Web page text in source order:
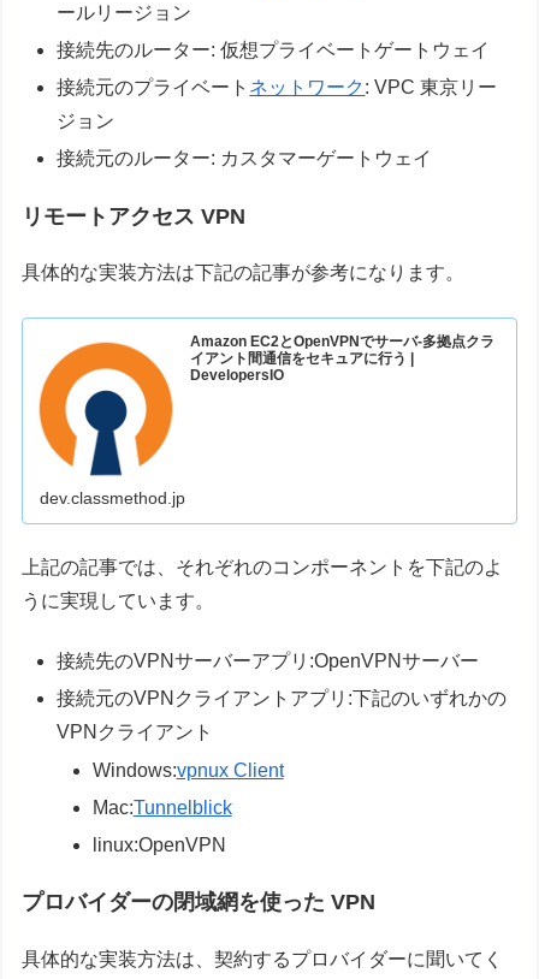
ールリージョン
接続先のルーター: 仮想プライベートゲートウェイ
接続元のプライベート ネットワーク: VPC 東京リー
ジョン
接続元のルーター: カスタマーゲートウェイ
リモートアクセス VPN
具体的な実装方法は下記の記事が参考になります。
Amazon EC2とOpenVPNでサーバ-多拠点クラ
イアント間通信をセキュアに行う |
DevelopersIO
dev.classmethod.jp
上記の記事では、それぞれのコンポーネントを下記のよ
うに実現しています。
接続先のVPNサーバーアプリ:OpenVPNサーバー
接続元のVPNクライアントアプリ:下記のいずれかの
VPNクライアント
Windows:vpnux Client
Mac:Tunnelblick
linux:OpenVPN
プロバイダーの閉域網を使った VPN
具体的な実装方法は、契約するプロバイダーに聞いてく